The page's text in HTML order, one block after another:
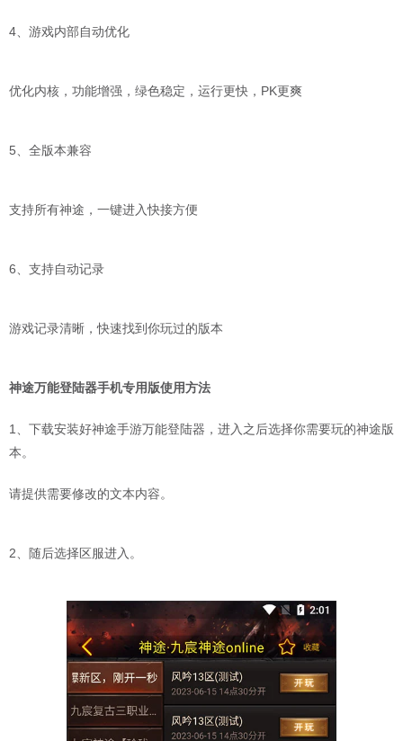
4、游戏内部自动优化
优化内核，功能增强，绿色稳定，运行更快，PK更爽
5、全版本兼容
支持所有神途，一键进入快接方便
6、支持自动记录
游戏记录清晰，快速找到你玩过的版本
神途万能登陆器手机专用版使用方法
1、下载安装好神途手游万能登陆器，进入之后选择你需要玩的神途版
本。
请提供需要修改的文本内容。
2、随后选择区服进入。